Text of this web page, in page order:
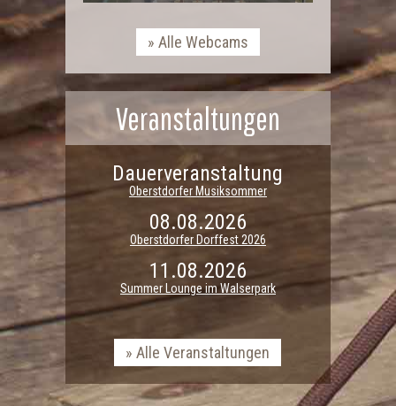
Alle Webcams
Veranstaltungen
Dauerveranstaltung
Oberstdorfer Musiksommer
08.08.2026
Oberstdorfer Dorffest 2026
11.08.2026
Summer Lounge im Walserpark
Alle Veranstaltungen